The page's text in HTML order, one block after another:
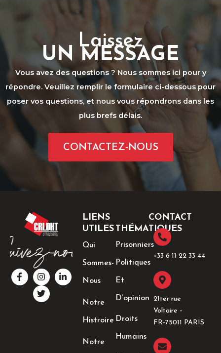
Laissez
UN MESSAGE
Vous avez des questions ? Nous sommes ici pour y
répondre. Veuillez remplir le formulaire ci-dessous pour
poser vos questions, et nous vous répondrons dans les
plus brefs délais.
CONTACTEZ-NOUS
F
a
c
I
n
s
t
a
L
i
n
T
w
i
t
t
LIENS
UTILES
Qui
Sommes-
Nous
Notre
Histroire
Notre
THÉMATIQUES
Prisonniers
Politiques
Et
D’opinion
Droits
Humains
CONTACT
+33 6 11 22 33 44​
21ter rue
Voltaire –
FR-75011 PARIS